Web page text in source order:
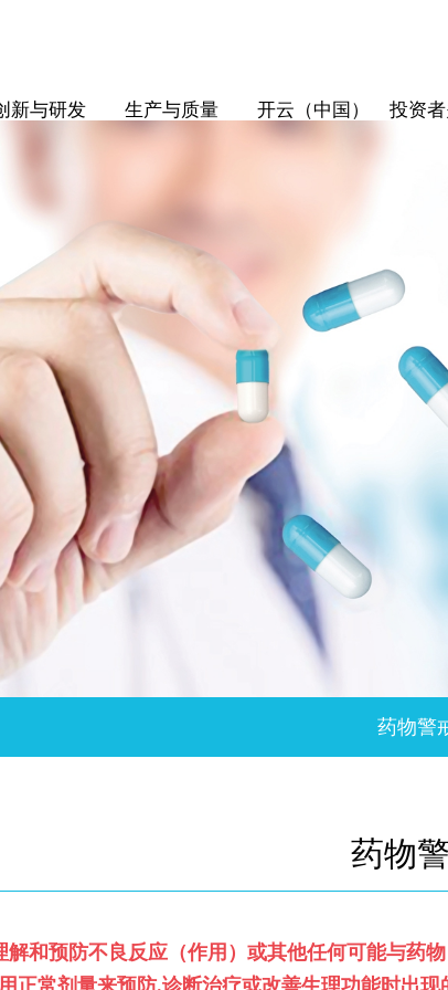
新与研发 生产与质量 开云（中国） 投资
药物警
药物
解和预防不良反应（作用）或其他任何可能与药
正常剂量来预防.诊断治疗或改善生理功能时出